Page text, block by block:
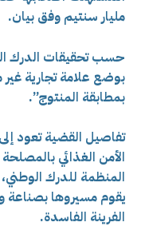
مليار سنتيم وفق بيان.
حسب تحقيقات الدرك
بوضع علامة تجارية
بمطابقة المنتوج”.
تفاصيل القضية تعود
الأمن الغذائي
المنظمة للدرك
يقوم مسيروها بصناعة
الفرينة الفاسدة.